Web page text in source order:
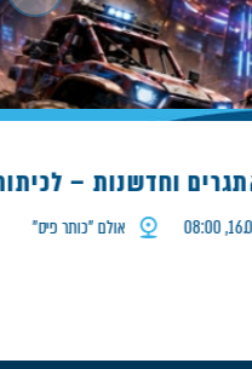
וחדשנות – לכיתות
אולם ״כותר פיס״